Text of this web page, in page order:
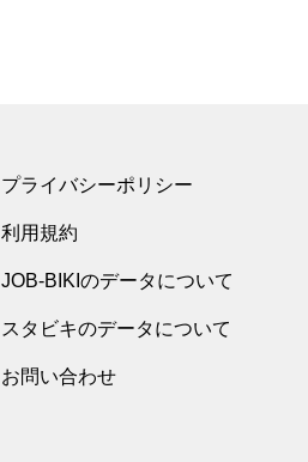
プライバシーポリシー
利用規約
JOB-BIKIのデータについて
スタビキのデータについて
お問い合わせ